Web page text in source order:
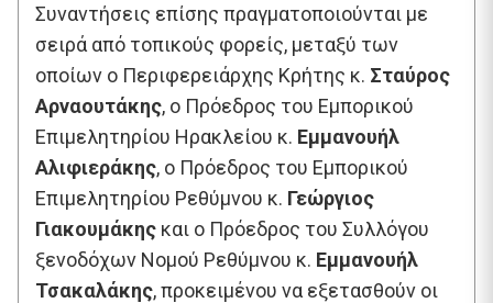
Συναντήσεις επίσης πραγματοποιούνται με
σειρά από τοπικούς φορείς, μεταξύ των
οποίων ο Περιφερειάρχης Κρήτης κ. Σταύρος
Αρναουτάκης, ο Πρόεδρος του Εμπορικού
Επιμελητηρίου Ηρακλείου κ. Εμμανουήλ
Αλιφιεράκης, ο Πρόεδρος του Εμπορικού
Επιμελητηρίου Ρεθύμνου κ. Γεώργιος
Γιακουμάκης και ο Πρόεδρος του Συλλόγου
ξενοδόχων Νομού Ρεθύμνου κ. Εμμανουήλ
Τσακαλάκης, προκειμένου να εξετασθούν οι